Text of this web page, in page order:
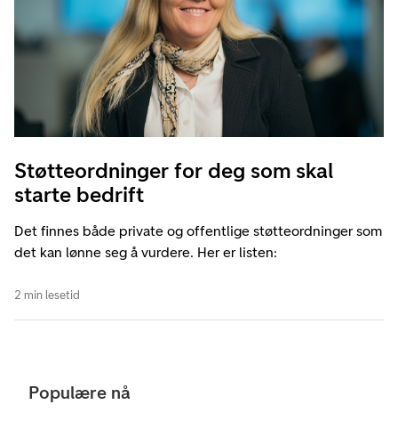
Støtteordninger for deg som skal
starte bedrift
Det finnes både private og offentlige støtteordninger som
det kan lønne seg å vurdere. Her er listen:
2 min lesetid
Populære nå